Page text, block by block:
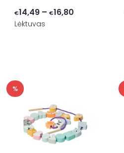
€14,49 – €16,80Price
Lėktuvas
%